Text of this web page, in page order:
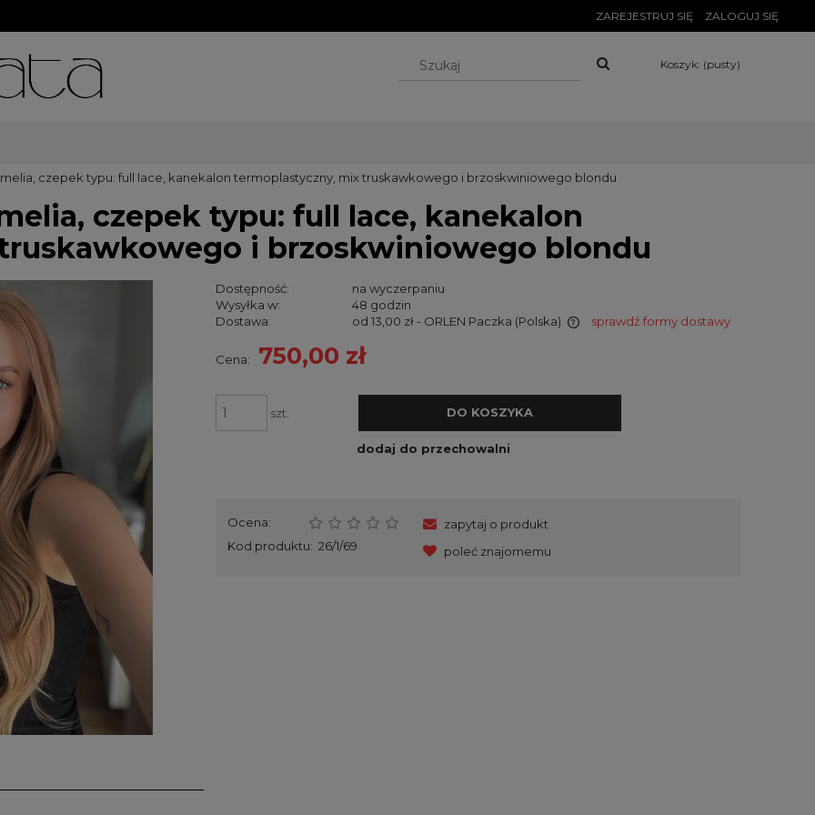
ZAREJESTRUJ SIĘ ZALOGUJ SIĘ
Koszyk: (pusty)
czepek typu: full lace, kanekalon termoplastyczny, mix truskawkowego i brzoskwiniowego blondu
czepek typu: full lace, kanekalon
i brzoskwiniowego blondu
Dostępność:
na wyczerpaniu
Wysyłka w:
48 godzin
Dostawa:
od 13,00 zł - ORLEN Paczka (Polska)
Cena nie zawiera ewentualnych
sprawdź formy dostawy
Cena: 750,00 zł
szt. DO KOSZYKA
dodaj do przechowalni
Ocena:
Kod produktu: 26/1/69
zapytaj o produkt
poleć znajomemu